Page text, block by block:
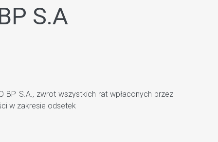
S.A
BP S.A., zwrot wszystkich rat wpłaconych przez
w zakresie odsetek